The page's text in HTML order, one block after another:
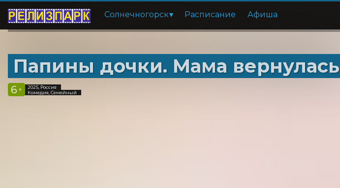
Солнечногорск Расписание Афиша
Папины дочки. Мама вернулась
6 +
2025, Россия
Комедия, Семейный